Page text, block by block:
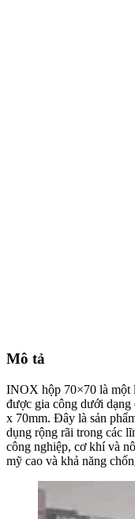
Mô tả
INOX hộp 70×70 là một
được gia công dưới
x 70mm. Đây là sản
dụng rộng rãi trong các
công nghiệp, cơ khí và
mỹ cao và khả năng